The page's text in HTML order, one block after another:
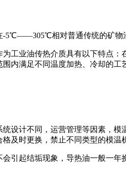
-5℃——305℃相对普通传统的矿物
工业油传热介质具有以下特点
内满足不同温度加热、冷却的
设计不同，运营管理等因素，
及时更换，禁止不同类型的模温
引起结垢现象，导热油一般一